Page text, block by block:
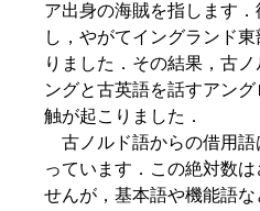
ア出身の海賊を指します
し，やがてイングランド
りました．その結果，古
ングと古英語を話すアン
触が起こりました．
古ノルド語からの借用語
っています．この絶対数
せんが，基本語や機能語